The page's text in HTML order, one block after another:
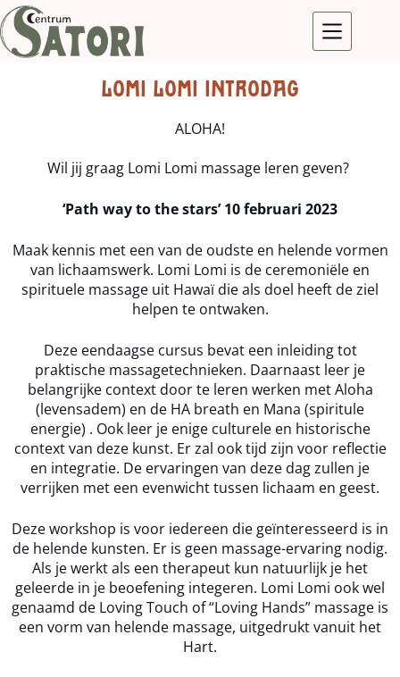
LOMI LOMI INTRODAG
ALOHA!
Wil jij graag Lomi Lomi massage leren geven?
‘Path way to the stars’ 10 februari 2023
Maak kennis met een van de oudste en helende vormen
van lichaamswerk. Lomi Lomi is de ceremoniële en
spirituele massage uit Hawaï die als doel heeft de ziel
helpen te ontwaken.
Deze eendaagse cursus bevat een inleiding tot
praktische massagetechnieken. Daarnaast leer je
belangrijke context door te leren werken met Aloha
(levensadem) en de HA breath en Mana (spiritule
energie) . Ook leer je enige culturele en historische
context van deze kunst. Er zal ook tijd zijn voor reflectie
en integratie. De ervaringen van deze dag zullen je
verrijken met een evenwicht tussen lichaam en geest.
Deze workshop is voor iedereen die geïnteresseerd is in
de helende kunsten. Er is geen massage-ervaring nodig.
Als je werkt als een therapeut kun natuurlijk je het
geleerde in je beoefening integeren. Lomi Lomi ook wel
genaamd de Loving Touch of “Loving Hands” massage is
een vorm van helende massage, uitgedrukt vanuit het
Hart.